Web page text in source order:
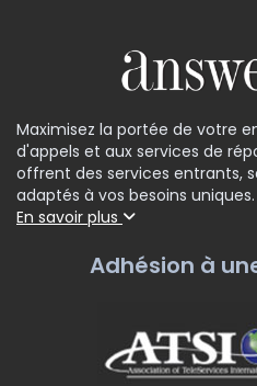
Maximisez la portée de votre
d'appels et aux services de
offrent des services entrants,
adaptés à vos besoins uniques.
En savoir plus
Adhésion à